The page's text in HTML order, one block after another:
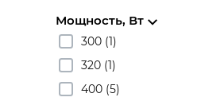
Мощность, Вт
300 (1)
320 (1)
400 (5)